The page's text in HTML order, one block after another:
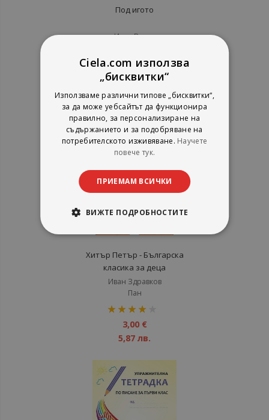
Под игото
Иван Вазов
рейтинг:
1%
5,10 €
9,97 лв.
Хитър Петър - Българска
класика за деца
Иван Здравков
Пан
рейтинг:
3,00 €
5,87 лв.
Ciela.com използва
„бисквитки“
Използваме различни типове „бисквитки“,
за да може уебсайтът да функционира
правилно, за персонализиране на
съдържанието и за подобряване на
потребителското изживяване. Научете
повече тук.
ПРИЕМАМ ВСИЧКИ
ВИЖТЕ ПОДРОБНОСТИТЕ